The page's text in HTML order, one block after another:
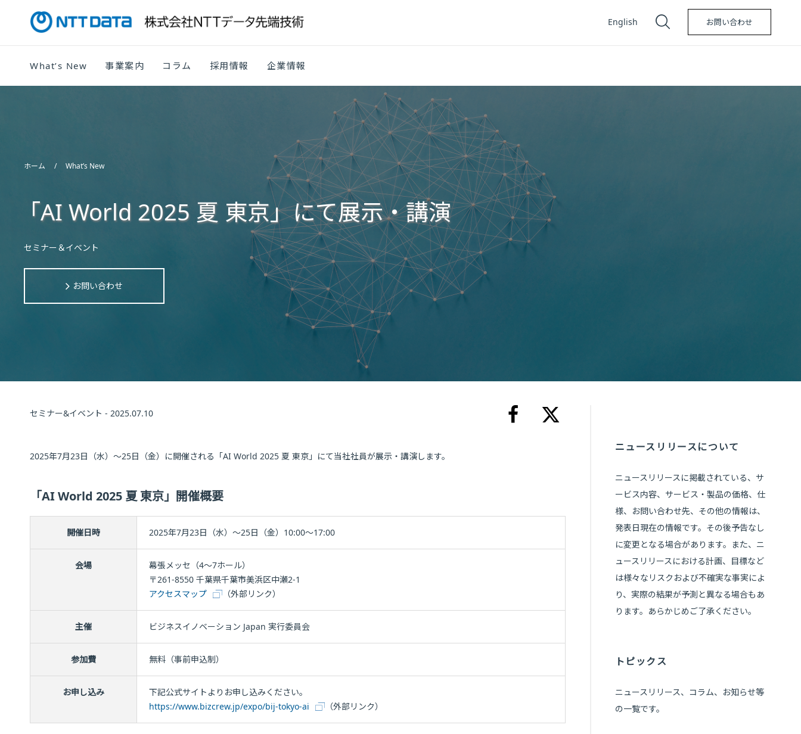
What’s New 事業案内 コラム 採用情報 企業情報
English お問い合わせ
ホーム What’s New
「AI World 2025 夏 東京」にて展示・講演
セミナー＆イベント
お問い合わせ
セミナー&イベント - 2025.07.10
2025年7月23日（水）～25日（金）に開催される「AI World 2025 夏 東京」にて当社社員が展示・講演します。
「AI World 2025 夏 東京」開催概要
開催日時 2025年7月23日（水）～25日（金）10:00～17:00
会場
幕張メッセ（4〜7ホール）
〒261-8550 千葉県千葉市美浜区中瀬2-1
アクセスマップ
（外部リンク）
主催 ビジネスイノベーション Japan 実行委員会
参加費 無料（事前申込制）
お申し込み
下記公式サイトよりお申し込みください。
https://www.bizcrew.jp/expo/bij-tokyo-ai
（外部リンク）
ニュースリリースについて
ニュースリリースに掲載されている、サ
ービス内容、サービス・製品の価格、仕
様、お問い合わせ先、その他の情報は、
発表日現在の情報です。その後予告なし
に変更となる場合があります。また、ニ
ュースリリースにおける計画、目標など
は様々なリスクおよび不確実な事実によ
り、実際の結果が予測と異なる場合もあ
ります。あらかじめご了承ください。
トピックス
ニュースリリース、コラム、お知らせ等
の一覧です。